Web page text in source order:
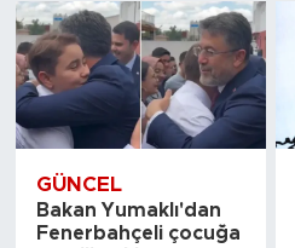
GÜNCEL
Bakan Yumaklı'dan
Fenerbahçeli çocuğa